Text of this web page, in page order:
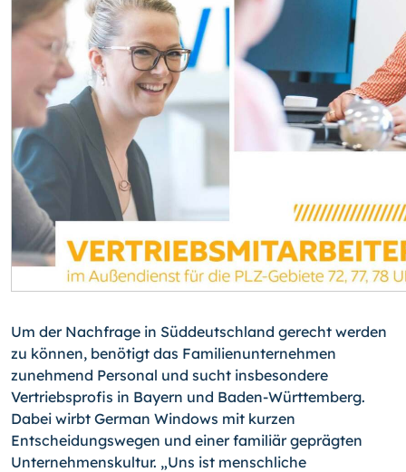
Um der Nachfrage in Süddeutschland gerecht werden
zu können, benötigt das Familienunternehmen
zunehmend Personal und sucht insbesondere
Vertriebsprofis in Bayern und Baden-Württemberg.
Dabei wirbt German Windows mit kurzen
Entscheidungswegen und einer familiär geprägten
Unternehmenskultur. „Uns ist menschliche